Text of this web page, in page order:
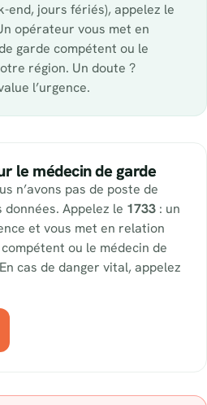
end, jours fériés), appelez le
opérateur vous met en
garde compétent ou le
région. Un doute ?
l’urgence.
le médecin de garde
n’avons pas de poste de
Appelez le 1733 : un
et vous met en relation
ou le médecin de
cas de danger vital, appelez